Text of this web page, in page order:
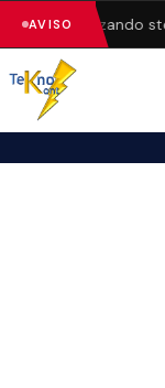
AVISO stock y